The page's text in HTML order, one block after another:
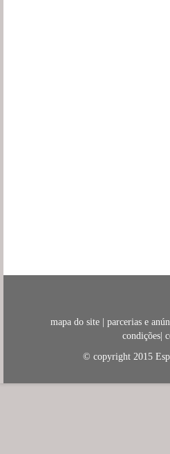
mapa do site | parcerias e
condições|
© copyright 2015